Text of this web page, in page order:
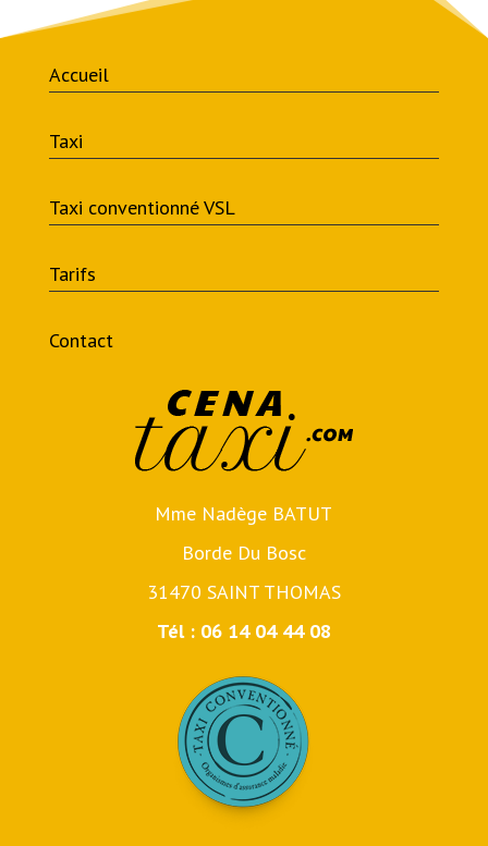
Accueil
Taxi
Taxi conventionné VSL
Tarifs
Contact
Mme Nadège BATUT
Borde Du Bosc
31470 SAINT THOMAS
Tél : 06 14 04 44 08